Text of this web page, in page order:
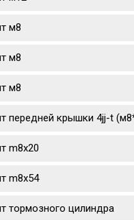
м8
м8
м8
передней крышки 4jj-t
m8x20
m8x54
тормозного цилиндра